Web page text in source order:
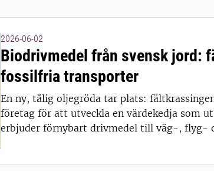
2026-06-02
Biodrivmedel från svensk jord:
fossilfria transporter
En ny, tålig oljegröda tar plats:
företag för att utveckla en värdekedja som
erbjuder förnybart drivmedel till väg-, flyg-